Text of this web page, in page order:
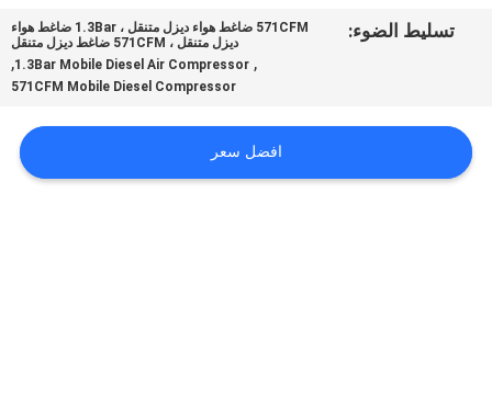
خريطة
الموقع
تسليط الضوء:
571CFM ضاغط هواء ديزل متنقل ، 1.3Bar ضاغط هواء
ديزل متنقل ، 571CFM ضاغط ديزل متنقل
,
1.3Bar Mobile Diesel Air Compressor
,
571CFM Mobile Diesel Compressor
افضل سعر